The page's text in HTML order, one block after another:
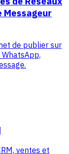
Messageur
de publier sur
ventes et